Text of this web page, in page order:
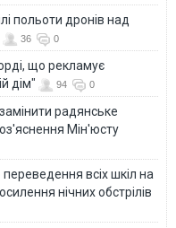
польоти дронів над
36 0
що рекламує
дім"
94 0
радянське
Мін'юсту
всіх шкіл на
нічних обстрілів